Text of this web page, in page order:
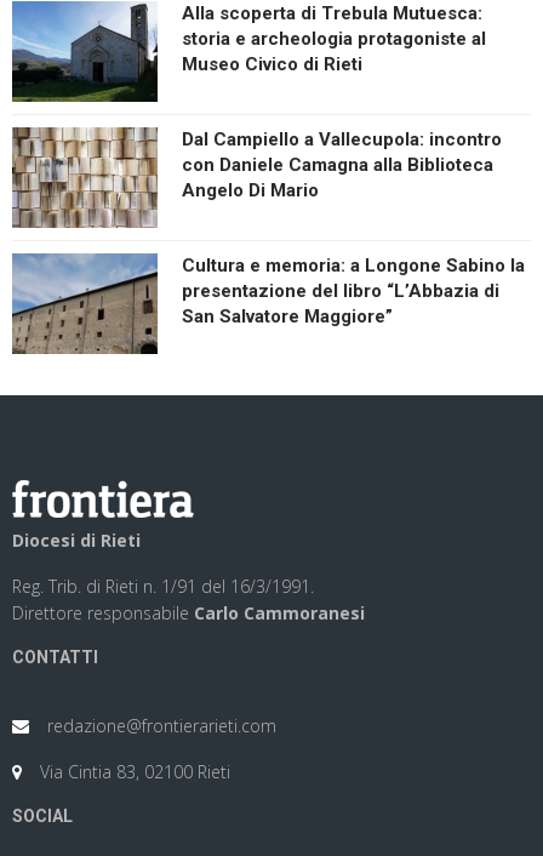
Alla scoperta di Trebula Mutuesca:
storia e archeologia protagoniste al
Museo Civico di Rieti
Dal Campiello a Vallecupola: incontro
con Daniele Camagna alla Biblioteca
Angelo Di Mario
Cultura e memoria: a Longone Sabino la
presentazione del libro “L’Abbazia di
San Salvatore Maggiore”
Diocesi di Rieti
Reg. Trib. di Rieti n. 1/91 del 16/3/1991.
Direttore responsabile Carlo Cammoranesi
CONTATTI
redazione@frontierarieti.com
Via Cintia 83, 02100 Rieti
SOCIAL